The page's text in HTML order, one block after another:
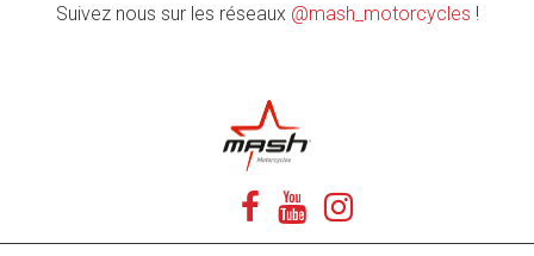
Suivez nous sur les réseaux @mash_motorcycles !